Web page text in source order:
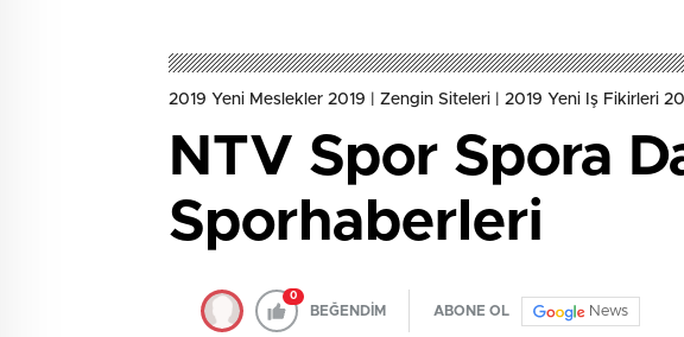
2019 Yeni Meslekler 2019 | Zengin Siteleri | 2019 Yeni Iş Fikirleri
NTV Spor Spora
Sporhaberleri
0
BEĞENDİM ABONE OL News